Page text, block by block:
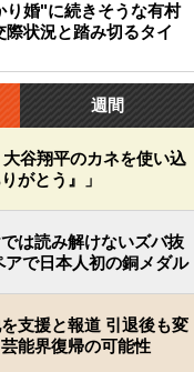
り婚"に続きそうな有村
状況と踏み切るタイ
週間
谷翔平のカネを使い込
がとう』」
は読み解けないズバ抜
で日本人初の銅メダル
支援と報道 引退後も変
能界復帰の可能性